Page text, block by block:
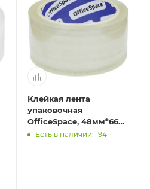
Клейкая лента
упаковочная
OfficeSpace, 48мм*66м,
45мкм
Есть в наличии: 194